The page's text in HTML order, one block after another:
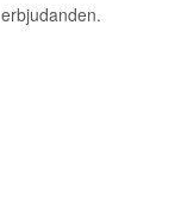
erbjudanden.